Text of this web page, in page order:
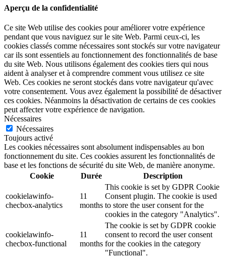
Aperçu de la confidentialité
Ce site Web utilise des cookies pour améliorer votre expérience
pendant que vous naviguez sur le site Web. Parmi ceux-ci, les
cookies classés comme nécessaires sont stockés sur votre navigateur
car ils sont essentiels au fonctionnement des fonctionnalités de base
du site Web. Nous utilisons également des cookies tiers qui nous
aident à analyser et à comprendre comment vous utilisez ce site
Web. Ces cookies ne seront stockés dans votre navigateur qu'avec
votre consentement. Vous avez également la possibilité de désactiver
ces cookies. Néanmoins la désactivation de certains de ces cookies
peut affecter votre expérience de navigation.
Nécessaires
Nécessaires
Toujours activé
Les cookies nécessaires sont absolument indispensables au bon
fonctionnement du site. Ces cookies assurent les fonctionnalités de
base et les fonctions de sécurité du site Web, de manière anonyme.
Cookie
Durée Description
cookielawinfo-
checbox-analytics
11
months
This cookie is set by GDPR Cookie
Consent plugin. The cookie is used
to store the user consent for the
cookies in the category "Analytics".
cookielawinfo-
checbox-functional
11
months
The cookie is set by GDPR cookie
consent to record the user consent
for the cookies in the category
"Functional".